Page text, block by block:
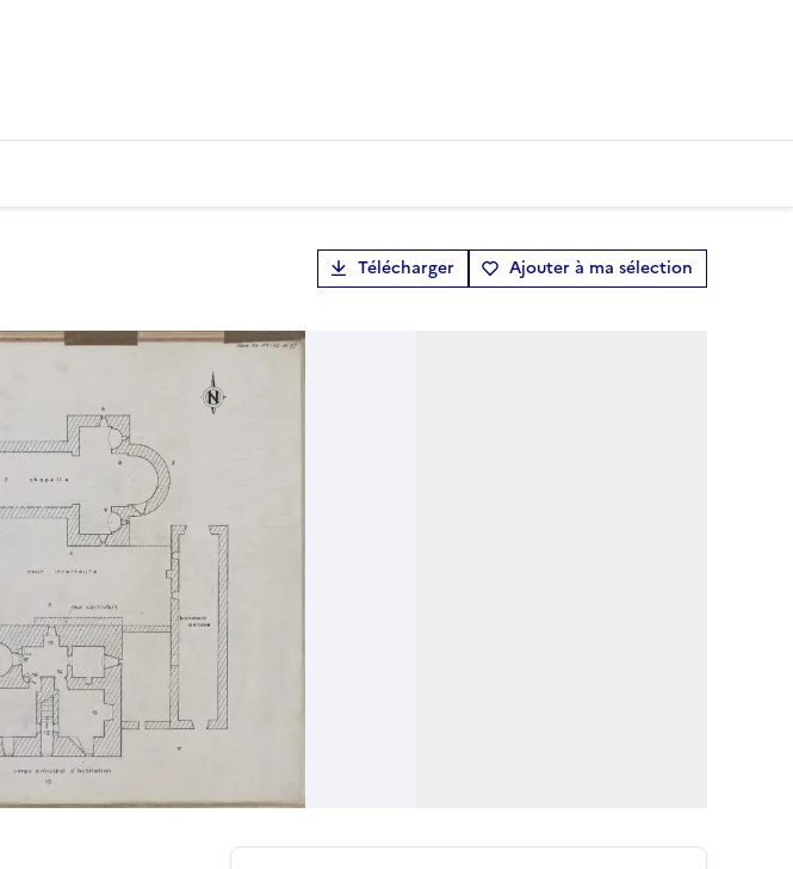
Télécharger Ajouter à ma sélection